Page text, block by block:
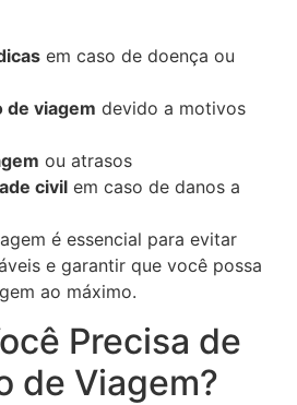
em caso de doença ou
de viagem devido a motivos
ou atrasos
civil em caso de danos a
é essencial para evitar
e garantir que você possa
ao máximo.
Precisa de
de Viagem?